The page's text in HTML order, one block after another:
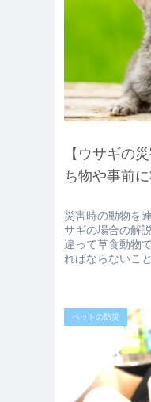
【ウサギの
ち物や事前
災害時の動物を
サギの場合の解
違って草食動物
ればならないこ
ただきます。ウ
ペットの防災